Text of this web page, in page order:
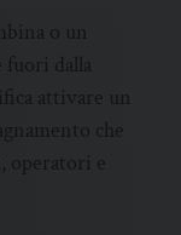
o un
dalla
attivare un
che
e